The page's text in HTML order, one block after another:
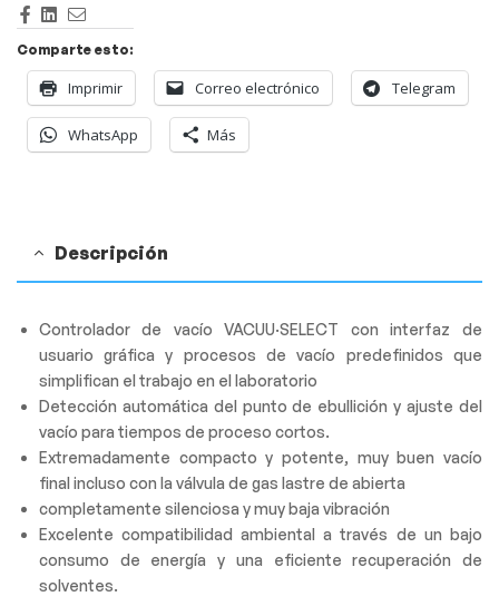
Facebook
LinkedIn
Electrónico
Comparte esto:
Imprimir Correo electrónico Telegram
WhatsApp Más
Descripción
Controlador de vacío VACUU·SELECT con interfaz de
usuario gráfica y procesos de vacío predefinidos que
simplifican el trabajo en el laboratorio
Detección automática del punto de ebullición y ajuste del
vacío para tiempos de proceso cortos.
Extremadamente compacto y potente, muy buen vacío
final incluso con la válvula de gas lastre de abierta
completamente silenciosa y muy baja vibración
Excelente compatibilidad ambiental a través de un bajo
consumo de energía y una eficiente recuperación de
solventes.